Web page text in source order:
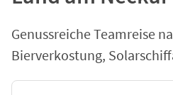
Genussreiche Teamreise
Bierverkostung,